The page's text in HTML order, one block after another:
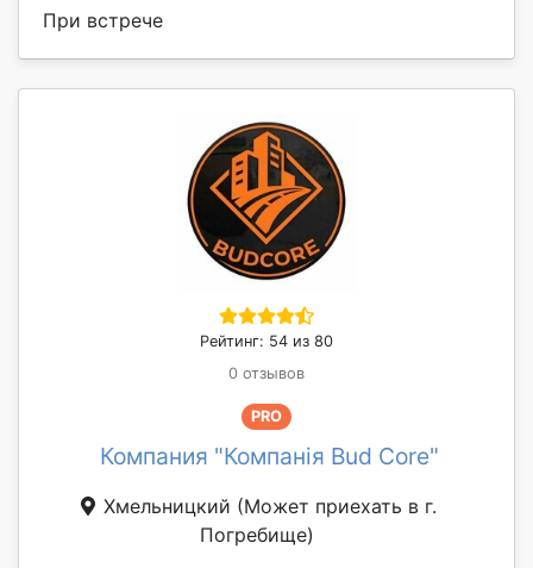
При встрече
Рейтинг: 54 из 80
0 отзывов
PRO
Компания "Компанія Bud Core"
Хмельницкий (Может приехать в г.
Погребище)